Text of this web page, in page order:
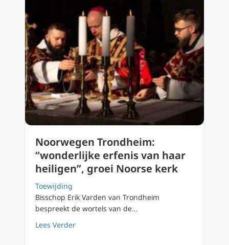
Noorwegen Trondheim:
“wonderlijke erfenis van haar
heiligen”, groei Noorse kerk
Toewijding
Bisschop Erik Varden van Trondheim
bespreekt de wortels van de…
Lees Verderabout Noorwegen Trondheim: “wonderlijke